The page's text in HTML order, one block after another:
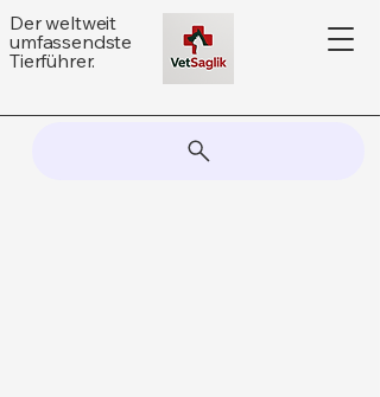
Der weltweit
umfassendste
Tierführer.